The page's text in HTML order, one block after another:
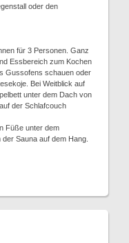
oder den
für 3 Personen. Ganz
Essbereich zum Kochen
Gussofens schauen oder
Bei Weitblick auf
unter dem Dach von
der Schlafcouch
Füße unter dem
Sauna auf dem Hang.